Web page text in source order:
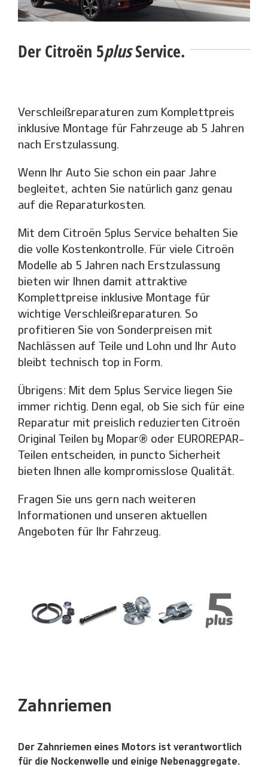
Der Citroën 5plusService.
Verschleißreparaturen zum Komplettpreis
inklusive Montage für Fahrzeuge ab 5 Jahren
nach Erstzulassung.
Wenn Ihr Auto Sie schon ein paar Jahre
begleitet, achten Sie natürlich ganz genau
auf die Reparaturkosten.
Mit dem Citroën 5plus Service behalten Sie
die volle Kostenkontrolle. Für viele Citroën
Modelle ab 5 Jahren nach Erstzulassung
bieten wir Ihnen damit attraktive
Komplettpreise inklusive Montage für
wichtige Verschleißreparaturen. So
profitieren Sie von Sonderpreisen mit
Nachlässen auf Teile und Lohn und Ihr Auto
bleibt technisch top in Form.
Übrigens: Mit dem 5plus Service liegen Sie
immer richtig. Denn egal, ob Sie sich für eine
Reparatur mit preislich reduzierten Citroën
Original Teilen by Mopar® oder EUROREPAR-
Teilen entscheiden, in puncto Sicherheit
bieten Ihnen alle kompromisslose Qualität.
Fragen Sie uns gern nach weiteren
Informationen und unseren aktuellen
Angeboten für Ihr Fahrzeug.
Zahnriemen
Der Zahnriemen eines Motors ist verantwortlich
für die Nockenwelle und einige Nebenaggregate.